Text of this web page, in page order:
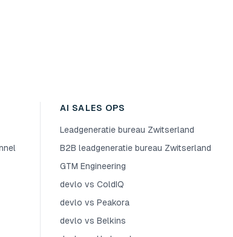
AI SALES OPS
Leadgeneratie bureau Zwitserland
B2B leadgeneratie bureau Zwitserland
GTM Engineering
devlo vs ColdIQ
devlo vs Peakora
devlo vs Belkins